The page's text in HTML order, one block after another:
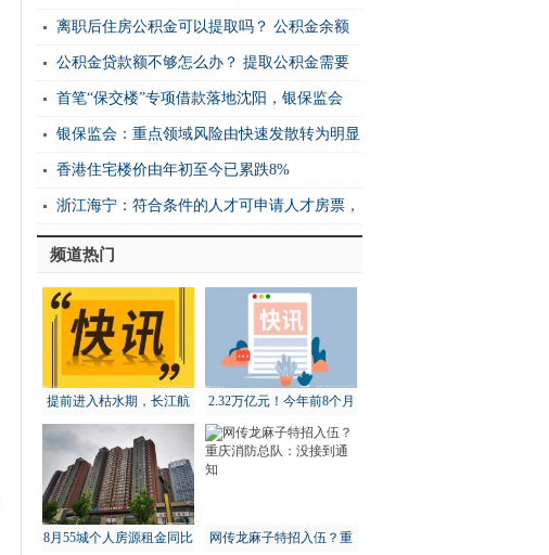
离职后住房公积金可以提取吗？ 公积金余额
公积金贷款额不够怎么办？ 提取公积金需要
首笔“保交楼”专项借款落地沈阳，银保监会
银保监会：重点领域风险由快速发散转为明显
香港住宅楼价由年初至今已累跌8%
浙江海宁：符合条件的人才可申请人才房票，
频道热门
提前进入枯水期，长江航
道局全面部署维护工作
2.32万亿元！今年前8个月
北京地区进出口增长18.3%
8月55城个人房源租金同比
网传龙麻子特招入伍？重